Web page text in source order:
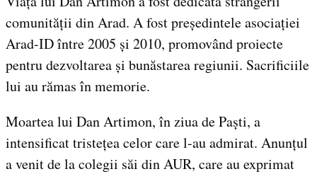
comunității din Arad. A fost președintele asociației
Arad-ID între 2005 și 2010, promovând proiecte
pentru dezvoltarea și bunăstarea regiunii. Sacrificiile
lui au rămas în memorie.
Moartea lui Dan Artimon, în ziua de Paști, a
intensificat tristețea celor care l-au admirat. Anunțul
a venit de la colegii săi din AUR, care au exprimat